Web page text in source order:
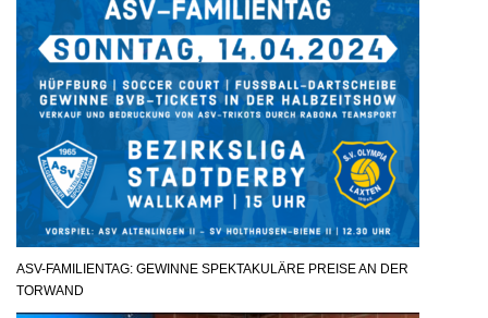
ASV-FAMILIENTAG: GEWINNE SPEKTAKULÄRE PREISE AN DER
TORWAND